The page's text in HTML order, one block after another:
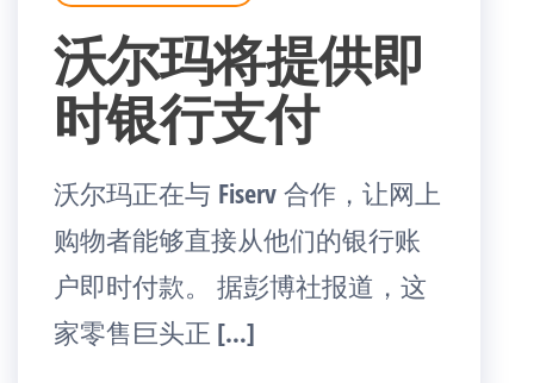
沃尔玛将提供即
时银行支付
沃尔玛正在与 Fiserv 合作，让网上
购物者能够直接从他们的银行账
户即时付款。 据彭博社报道，这
家零售巨头正 […]